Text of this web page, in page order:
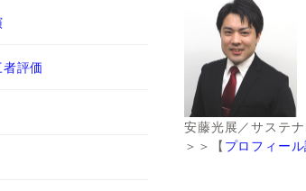
評価
安藤光展／サステ
＞＞【 プロフィー